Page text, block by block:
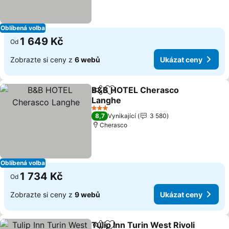
Oblíbená volba
Od 1 649 Kč
Zobrazte si ceny z 6 webů Ukázat ceny
Oblíbená volba
SdíletPřidat na seznam oblíbených
B&B HOTEL Cherasco
Langhe
Ukázat ceny
3 Počet hvězdiček
8,7 Vynikající
3 580
Cherasco
Od 1 734 Kč
Zobrazte si ceny z 9 webů Ukázat ceny
Tulip Inn Turin West Rivoli